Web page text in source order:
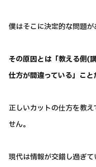
僕はそこに決定的な問題が
その原因とは「教える側(
仕方が間違っている」こと
正しいカットの仕方を教
せん。
現代は情報が交錯し過ぎ